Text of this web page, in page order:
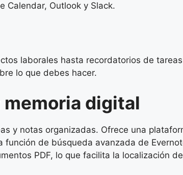
Calendar, Outlook y Slack.
laborales hasta recordatorios de
lo que debes hacer.
memoria digital
y notas organizadas. Ofrece una
de búsqueda avanzada de
PDF, lo que facilita la localización